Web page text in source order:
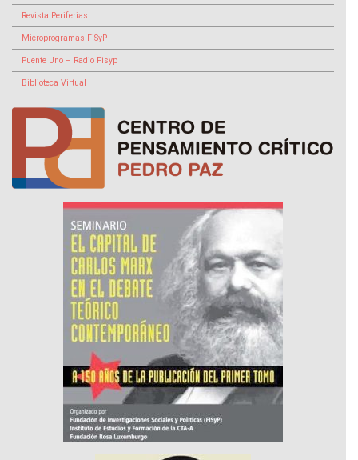
Revista Periferias
Microprogramas FiSyP
Puente Uno – Radio Fisyp
Biblioteca Virtual